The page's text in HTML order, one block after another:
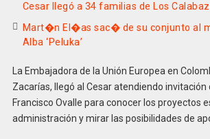
Cesar llegó a 34 familias de Los
Mart�n El�as sac� de su conjunto al
Alba ‘Peluka’
La Embajadora de la Unión Europea en
Zacarías, llegó al Cesar atendiendo invitación
Francisco Ovalle para conocer los proyectos
administración y mirar las posibilidades de